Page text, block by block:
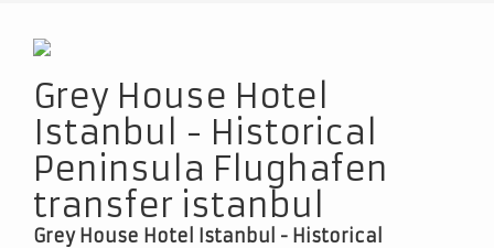
Grey House Hotel
Istanbul - Historical
Peninsula Flughafen
transfer istanbul
Grey House Hotel Istanbul - Historical